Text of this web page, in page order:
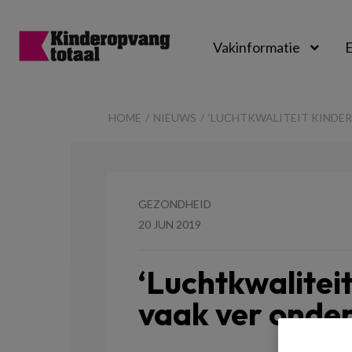
Vakinformatie
HOME NIEUWS ‘LUCHTKWALITEIT
GEZONDHEID
20 JUN 2019
vaak ver